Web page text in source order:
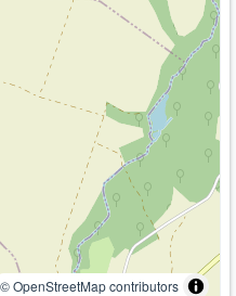
© OpenStreetMap contributors